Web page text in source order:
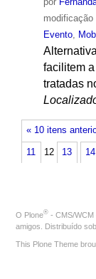
modificação
Evento,
facilitem
tratadas
« 10 itens
11 12 13 14
O Plone® - CMS/WCM
amigos. Distribuído
This Plone Theme